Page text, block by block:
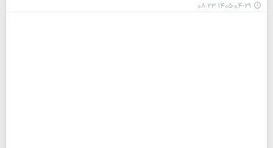
۱۴۰۵-۰۴-۲۹ ۰۸:۲۳